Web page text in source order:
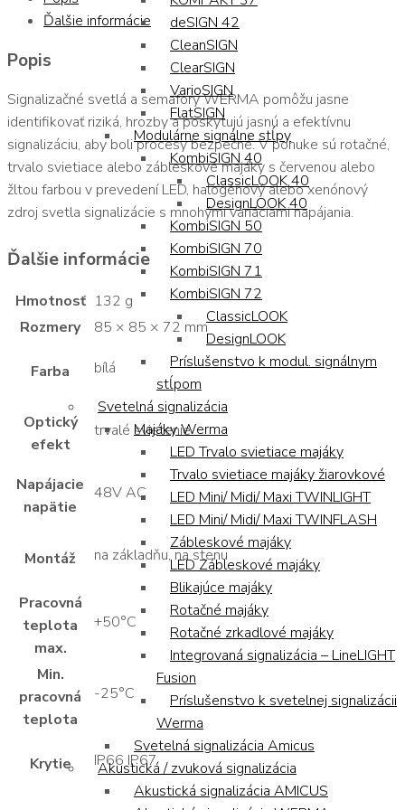
deSIGN 42
CleanSIGN
ClearSIGN
VarioSIGN
FlatSIGN
Modulárne signálne stĺpy
KombiSIGN 40
ClassicLOOK 40
DesignLOOK 40
KombiSIGN 50
KombiSIGN 70
KombiSIGN 71
KombiSIGN 72
ClassicLOOK
DesignLOOK
Príslušenstvo k modul. signálnym
stĺpom
Svetelná signalizácia
Majáky Werma
LED Trvalo svietiace majáky
Trvalo svietiace majáky žiarovkové
LED Mini/ Midi/ Maxi TWINLIGHT
LED Mini/ Midi/ Maxi TWINFLASH
Zábleskové majáky
LED Zábleskové majáky
Blikajúce majáky
Rotačné majáky
Rotačné zrkadlové majáky
Integrovaná signalizácia – LineLIGHT
Fusion
Príslušenstvo k svetelnej signalizácii
Werma
Svetelná signalizácia Amicus
Akustická / zvuková signalizácia
Akustická signalizácia AMICUS
Ďalšie informácie
Popis
Signalizačné svetlá a semafory WERMA pomôžu jasne
identifikovať riziká, hrozby a poskytujú jasnú a efektívnu
signalizáciu, aby boli procesy bezpečné. V ponuke sú rotačné,
trvalo svietiace alebo zábleskové majáky s červenou alebo
žltou farbou v prevedení LED, halogénový alebo xenónový
zdroj svetla signalizácie s mnohými variáciami napájania.
Ďalšie informácie
Hmotnosť 132 g
Rozmery
85 × 85 × 72 mm
Farba bílá
Optický
efekt
trvalé svietenie
Napájacie
napätie
48V AC
Montáž na základňu, na stenu
Pracovná
teplota
max.
+50°C
Min.
pracovná
teplota
-25°C
Krytie IP66 IP67